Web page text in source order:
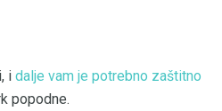
i dalje vam je potrebno zaštitno
popodne.